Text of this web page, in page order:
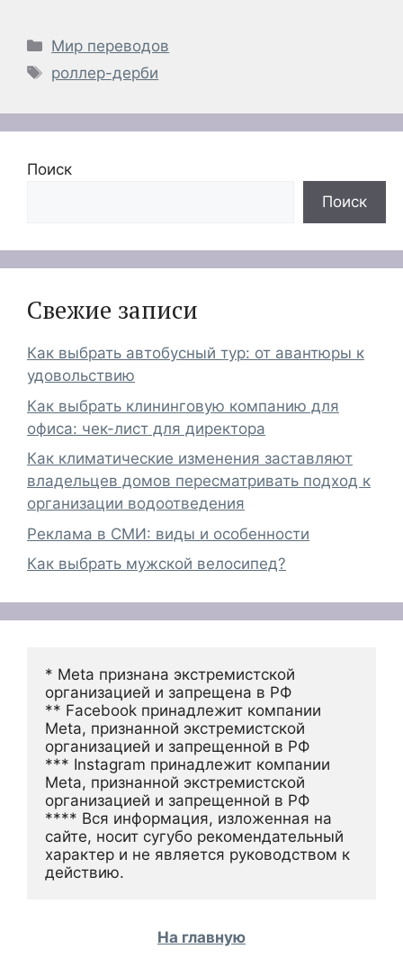
Рубрики
Мир переводов
Метки
роллер-дерби
Поиск
Поиск
Свежие записи
Как выбрать автобусный тур: от авантюры к
удовольствию
Как выбрать клининговую компанию для
офиса: чек-лист для директора
Как климатические изменения заставляют
владельцев домов пересматривать подход к
организации водоотведения
Реклама в СМИ: виды и особенности
Как выбрать мужской велосипед?
* Meta признана экстремистской
организацией и запрещена в РФ
** Facebook принадлежит компании
Meta, признанной экстремистской
организацией и запрещенной в РФ
*** Instagram принадлежит компании
Meta, признанной экстремистской
организацией и запрещенной в РФ
**** Вся информация, изложенная на
сайте, носит сугубо рекомендательный
характер и не является руководством к
действию.
На главную